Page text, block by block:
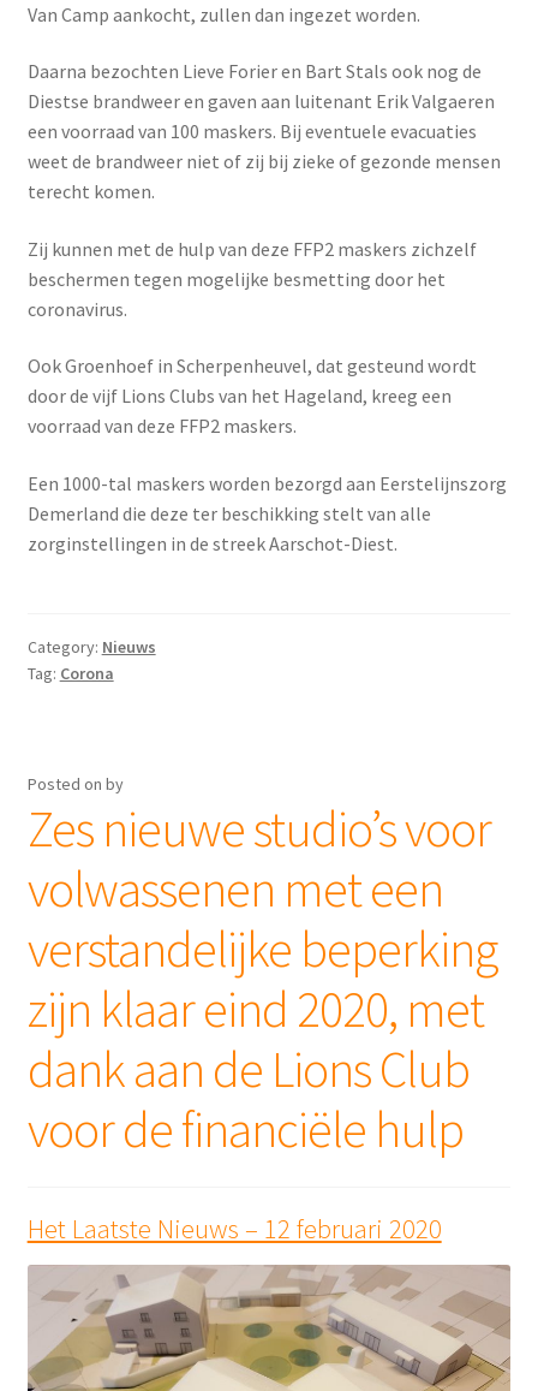
Van Camp aankocht, zullen dan ingezet worden.
Daarna bezochten Lieve Forier en Bart Stals ook nog de
Diestse brandweer en gaven aan luitenant Erik Valgaeren
een voorraad van 100 maskers. Bij eventuele evacuaties
weet de brandweer niet of zij bij zieke of gezonde mensen
terecht komen.
Zij kunnen met de hulp van deze FFP2 maskers zichzelf
beschermen tegen mogelijke besmetting door het
coronavirus.
Ook Groenhoef in Scherpenheuvel, dat gesteund wordt
door de vijf Lions Clubs van het Hageland, kreeg een
voorraad van deze FFP2 maskers.
Een 1000-tal maskers worden bezorgd aan Eerstelijnszorg
Demerland die deze ter beschikking stelt van alle
zorginstellingen in de streek Aarschot-Diest.
Category: Nieuws
Tag: Corona
Posted on by
Zes nieuwe studio’s voor
volwassenen met een
verstandelijke beperking
zijn klaar eind 2020, met
dank aan de Lions Club
voor de financiële hulp
Het Laatste Nieuws – 12 februari 2020